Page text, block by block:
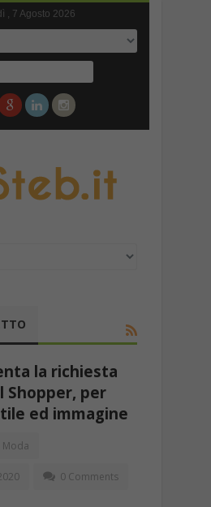
, 7 Agosto 2026
la richiesta
Shopper, per
ed immagine
Moda
0 Comments